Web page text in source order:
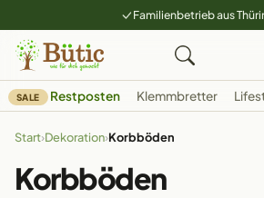
Familienbetrieb aus
SALE Restposten Klemmbretter
Start›Dekoration›Korbböden
Korbböden